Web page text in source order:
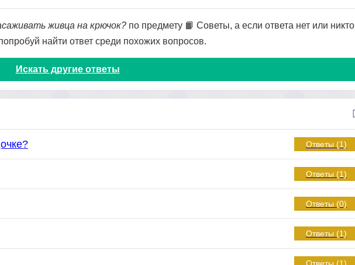
живца на крючок? по предмету 📙 Советы, а если ответа нет или никто
найти ответ среди похожих вопросов.
Искать другие ответы
Ответы (1)
Ответы (1)
Ответы (0)
Ответы (1)